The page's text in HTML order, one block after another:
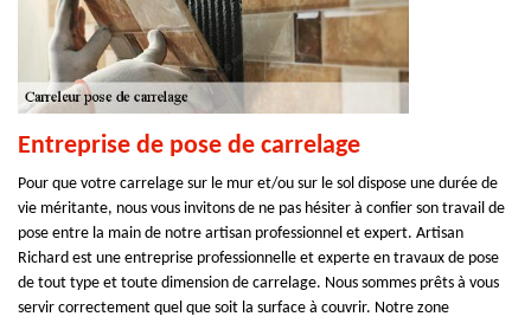
Entreprise de pose de carrelage
Pour que votre carrelage sur le mur et/ou sur le sol dispose une durée de
vie méritante, nous vous invitons de ne pas hésiter à confier son travail de
pose entre la main de notre artisan professionnel et expert. Artisan
Richard est une entreprise professionnelle et experte en travaux de pose
de tout type et toute dimension de carrelage. Nous sommes prêts à vous
servir correctement quel que soit la surface à couvrir. Notre zone